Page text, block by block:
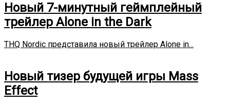
Новый 7-минутный геймплейный
трейлер Alone in the Dark
THQ Nordic представила новый трейлер Alone in...
Новый тизер будущей игры Mass
Effect